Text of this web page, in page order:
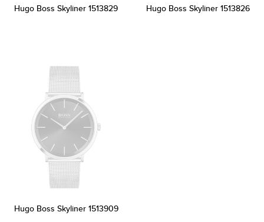
Hugo Boss Skyliner 1513829 Hugo Boss Skyliner 1513826
Hugo Boss Skyliner 1513909